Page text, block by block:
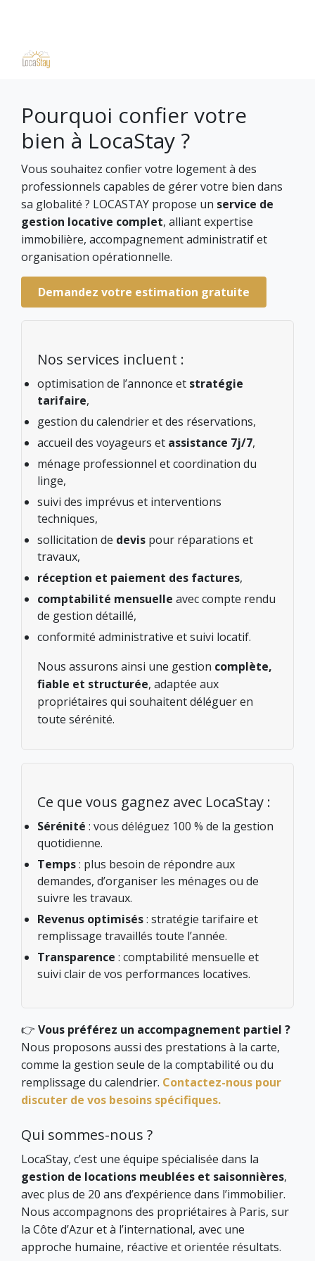
Pourquoi confier votre
bien à LocaStay ?
Vous souhaitez confier votre logement à des
professionnels capables de gérer votre bien dans
sa globalité ? LOCASTAY propose un service de
gestion locative complet, alliant expertise
immobilière, accompagnement administratif et
organisation opérationnelle.
Demandez votre estimation gratuite
Nos services incluent :
optimisation de l’annonce et stratégie
tarifaire,
gestion du calendrier et des réservations,
accueil des voyageurs et assistance 7j/7,
ménage professionnel et coordination du
linge,
suivi des imprévus et interventions
techniques,
sollicitation de devis pour réparations et
travaux,
réception et paiement des factures,
comptabilité mensuelle avec compte rendu
de gestion détaillé,
conformité administrative et suivi locatif.
Nous assurons ainsi une gestion complète,
fiable et structurée, adaptée aux
propriétaires qui souhaitent déléguer en
toute sérénité.
Ce que vous gagnez avec LocaStay :
Sérénité : vous déléguez 100 % de la gestion
quotidienne.
Temps: plus besoin de répondre aux
demandes, d’organiser les ménages ou de
suivre les travaux.
Revenus optimisés: stratégie tarifaire et
remplissage travaillés toute l’année.
Transparence : comptabilité mensuelle et
suivi clair de vos performances locatives.
👉 Vous préférez un accompagnement partiel ?
Nous proposons aussi des prestations à la carte,
comme la gestion seule de la comptabilité ou du
remplissage du calendrier. Contactez-nous pour
discuter de vos besoins spécifiques.
Qui sommes-nous ?
LocaStay, c’est une équipe spécialisée dans la
gestion de locations meublées et saisonnières,
avec plus de 20 ans d’expérience dans l’immobilier.
Nous accompagnons des propriétaires à Paris, sur
la Côte d’Azur et à l’international, avec une
approche humaine, réactive et orientée résultats.